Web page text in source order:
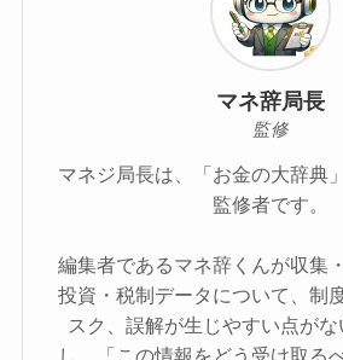
マネ辞局長
監修
マネジ局長は、「お金の大辞典
監修者です。
編集者であるマネ辞くんが収集
投資・税制データについて、制
スク、誤解が生じやすい点が
し、「この情報をどう受け取る